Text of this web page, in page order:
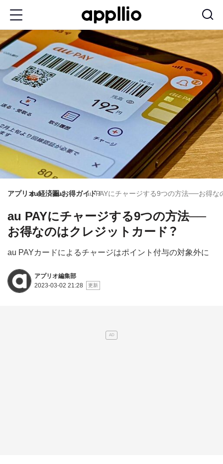
ン
コ
ン
テ
ン
ツ
に
動
アプリオau経済圏auお得ガイドau PAYにチャージする9つの方法──お得な
au PAYにチャージする9つの方法──
お得なのはクレジットカード？
au PAYカードによるチャージはポイント付与の対象外に
アプリオ編集部
2023-03-02 21:28